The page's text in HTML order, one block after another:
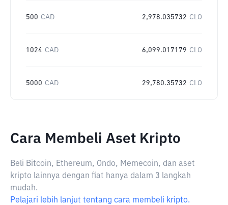
500 CAD 2,978.035732 CLO
1024 CAD 6,099.017179 CLO
5000 CAD 29,780.35732 CLO
Cara Membeli Aset Kripto
Beli Bitcoin, Ethereum, Ondo, Memecoin, dan aset
kripto lainnya dengan fiat hanya dalam 3 langkah
mudah.
Pelajari lebih lanjut tentang cara membeli kripto.